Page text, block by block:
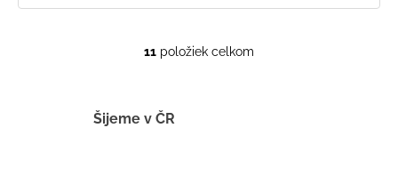
O
11 položiek celkom
Šijeme v ČR